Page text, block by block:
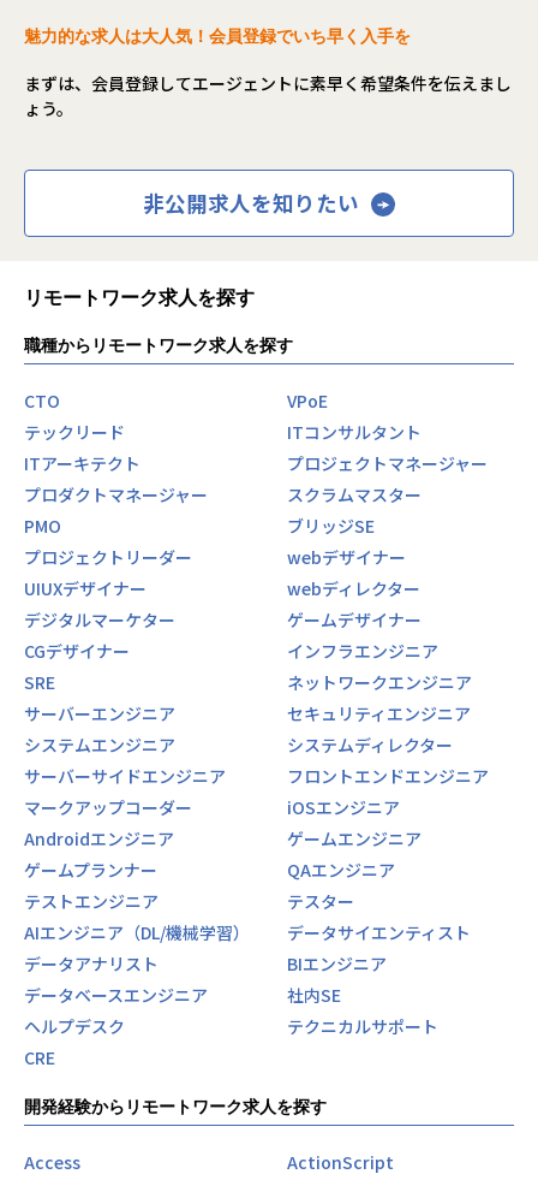
魅力的な求人は大人気！会員登録でいち早く入手を
まずは、会員登録してエージェントに素早く希望条件を伝えまし
ょう。
非公開求人を知りたい
リモートワーク求人を探す
職種からリモートワーク求人を探す
CTO
VPoE
テックリード
ITコンサルタント
ITアーキテクト
プロジェクトマネージャー
プロダクトマネージャー
スクラムマスター
PMO
ブリッジSE
プロジェクトリーダー
webデザイナー
UIUXデザイナー
webディレクター
デジタルマーケター
ゲームデザイナー
CGデザイナー
インフラエンジニア
SRE
ネットワークエンジニア
サーバーエンジニア
セキュリティエンジニア
システムエンジニア
システムディレクター
サーバーサイドエンジニア
フロントエンドエンジニア
マークアップコーダー
iOSエンジニア
Androidエンジニア
ゲームエンジニア
ゲームプランナー
QAエンジニア
テストエンジニア
テスター
AIエンジニア（DL/機械学習）
データサイエンティスト
データアナリスト
BIエンジニア
データベースエンジニア
社内SE
ヘルプデスク
テクニカルサポート
CRE
開発経験からリモートワーク求人を探す
Access
ActionScript